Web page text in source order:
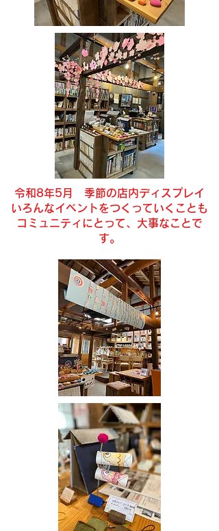
令和8年5月 ​季節の店内ディスプレイ
​いろんなイベントをつくっていくことも
コミュニティにとって、大事なことで
す。